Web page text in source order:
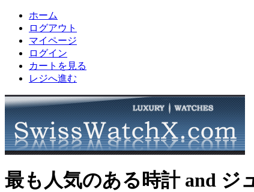
ホーム
ログアウト
マイページ
ログイン
カートを見る
レジへ進む
最も人気のある時計 and ジ